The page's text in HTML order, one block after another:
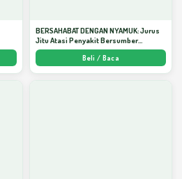
BERSAHABAT DENGAN NYAMUK: Jurus
Jitu Atasi Penyakit Bersumber
Nyamuk - Arda Dinata
Beli / Baca